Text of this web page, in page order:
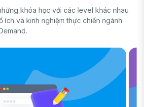
khóa học với các level khác nhau
ích và kinh nghiệm thực chiến ngành